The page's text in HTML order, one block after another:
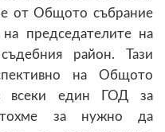
от Общото събрание
председателите на
район. Тази
на Общото
всеки един ГОД за
за нужно да